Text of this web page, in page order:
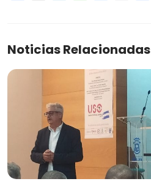
Noticias Relacionadas